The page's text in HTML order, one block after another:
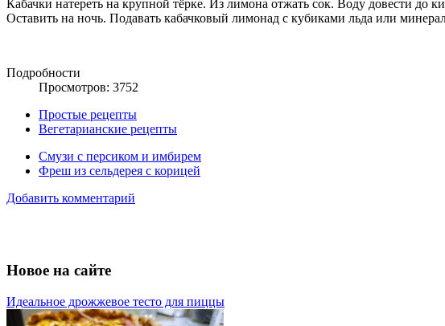
Кабачки натереть на крупной тёрке. Из лимона отжать сок. Воду довести до
Оставить на ночь. Подавать кабачковый лимонад с кубиками льда или
Подробности
Просмотров: 3752
Простые рецепты
Вегетарианские рецепты
Смузи с персиком и имбирем
Фреш из сельдерея с корицей
Добавить комментарий
Новое на сайте
Идеальное дрожжевое тесто для пиццы